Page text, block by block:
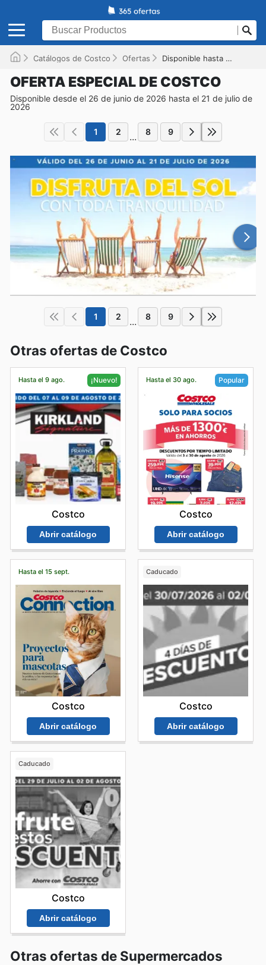
Catálogos de Costco Ofertas Disponible hasta el 21/07/2026
OFERTA ESPECIAL DE COSTCO
Disponible desde el 26 de junio de 2026 hasta el 21 de julio de
2026
1 2 ... 8 9
1 2 ... 8 9
Otras ofertas de Costco
Hasta el 9 ago. ¡Nuevo!
Costco
Abrir catálogo
Hasta el 30 ago. Popular
Costco
Abrir catálogo
Hasta el 15 sept.
Costco
Abrir catálogo
Caducado
Costco
Abrir catálogo
Caducado
Costco
Abrir catálogo
Otras ofertas de Supermercados